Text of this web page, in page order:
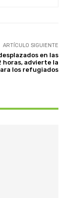
ARTÍCULO SIGUIENTE
en las
horas, advierte la
los refugiados